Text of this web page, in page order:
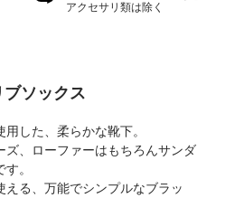
アクセサリ類は除く
ソックス
した、柔らかな靴下。
ズ、ローファーはもちろんサンダ
。
える、万能でシンプルなブラッ